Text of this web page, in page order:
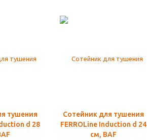
тушения
d 28
Сотейник для тушения
FERROLine Induction d 24
см, BAF